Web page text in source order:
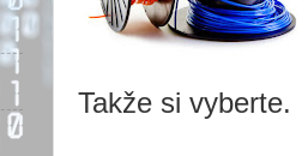
Takže si vyberte.